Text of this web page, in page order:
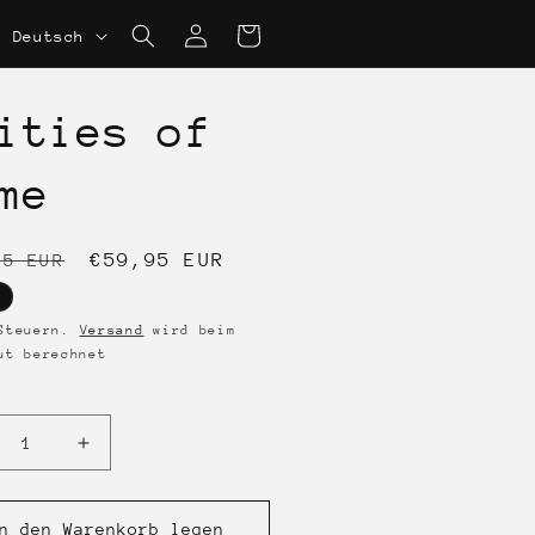
S
a
Deutsch EinloggenWarenkorb
of
EUR Verkaufspreis
€59,95 EUR
Versand
wird beim
berechnet
Erhöhe
die
Menge
für
den Warenkorb legen